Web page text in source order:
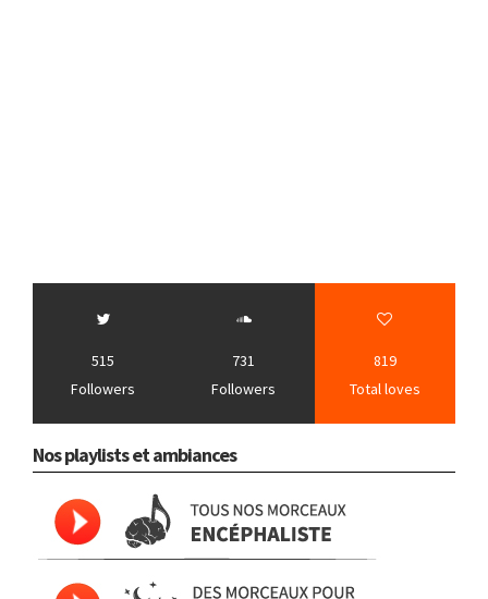
515
Followers
731
Followers
819
Total loves
Nos playlists et ambiances